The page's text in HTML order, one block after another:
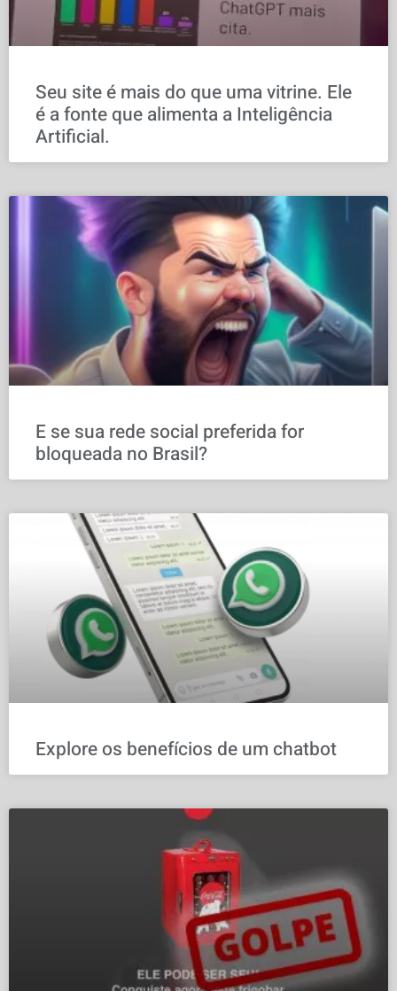
Seu site é mais do que uma vitrine. Ele
é a fonte que alimenta a Inteligência
Artificial.
E se sua rede social preferida for
bloqueada no Brasil?
Explore os benefícios de um chatbot